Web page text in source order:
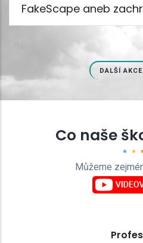
FakeScape aneb
DALŠÍ
Co naše
Můžeme